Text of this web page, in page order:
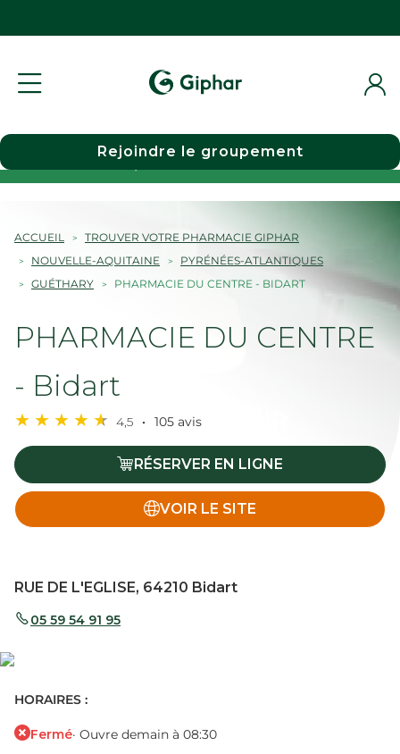
Choisir une pharmacie
Rejoindre le groupement
ACCUEIL
TROUVER VOTRE PHARMACIE GIPHAR
NOUVELLE-AQUITAINE
PYRÉNÉES-ATLANTIQUES
GUÉTHARY
PHARMACIE DU CENTRE - BIDART
PHARMACIE DU CENTRE
- Bidart
4,5 105 avis
RÉSERVER EN LIGNE
VOIR LE SITE
RUE DE L'EGLISE, 64210 Bidart
05 59 54 91 95
HORAIRES :
Fermé· Ouvre demain à 08:30